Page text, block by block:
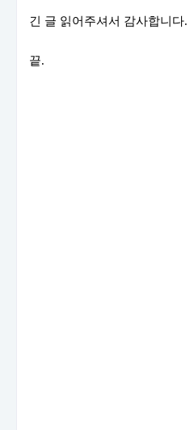
긴 글 읽어주셔서 감사합니다.
끝.